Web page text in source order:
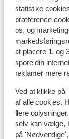
statistike
præference-
os, og
at placere 1. og
spore din
reklamer mere
Ved at klikke på
af alle cookies.
flere
selv kan vælge,
på
Afstand til
Afstand til
Afstand til
Afstand til